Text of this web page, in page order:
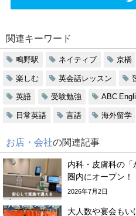
関連キーワード
鴫野駅 ネイティブ 京橋
楽しむ 英会話レッスン
英語 受験勉強 ABC
日常英語 言語 海外留学
お店・会社の関連記事
内科・皮膚科の
圏内にオープン！
2026年7月2日
大人数や宴会も